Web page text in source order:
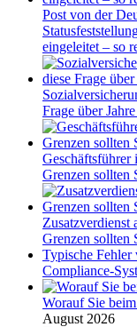
Post von der
eingeleitet – so
Frage über
Geschäftsführer
Grenzen sollten
Zusatzverdienst
Grenzen sollten
Typische Fehler
Compliance-
Worauf Sie
August 2026